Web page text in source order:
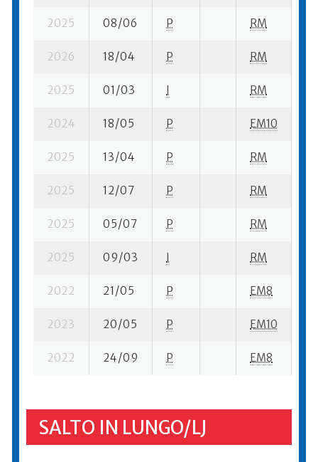
2025 08/06 P RM
2026 18/04 P RM
2025 01/03 I RM
2024 18/05 P EM10
2025 13/04 P RM
2025 12/07 P RM
2025 05/07 P RM
2025 09/03 I RM
2022 21/05 P EM8
2023 20/05 P EM10
2022 24/09 P EM8
SALTO IN LUNGO/LJ